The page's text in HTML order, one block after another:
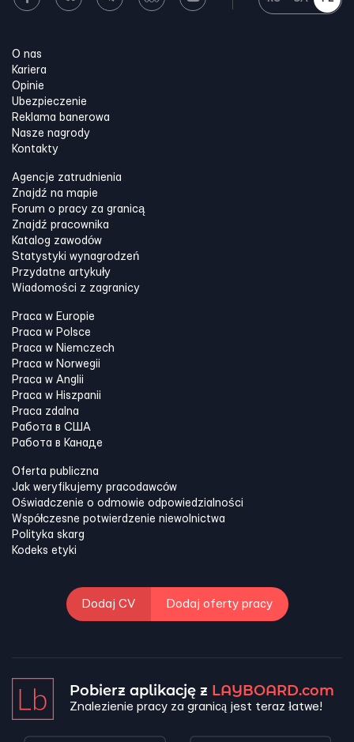
O nas
Kariera
Opinie
Ubezpieczenie
Reklama banerowa
Nasze nagrody
Kontakty
Agencje zatrudnienia
Znajdź na mapie
Forum o pracy za granicą
Znajdź pracownika
Katalog zawodów
Statystyki wynagrodzeń
Przydatne artykuły
Wiadomości z zagranicy
Praca w Europie
Praca w Polsce
Praca w Niemczech
Praca w Norwegii
Praca w Anglii
Praca w Hiszpanii
Praca zdalna
Работа в США
Работа в Канадe
Oferta publiczna
Jak weryfikujemy pracodawców
Oświadczenie o odmowie odpowiedzialności
Współczesne potwierdzenie niewolnictwa
Polityka skarg
Kodeks etyki
Dodaj CV Dodaj oferty pracy
Pobierz aplikację z LAYBOARD.com
Znalezienie pracy za granicą jest teraz łatwe!